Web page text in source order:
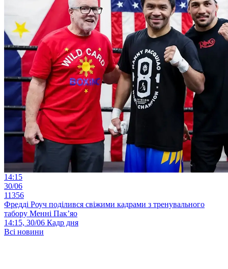
14:15
30/06
11356
Фредді Роуч поділився свіжими кадрами з тренувального
табору Менні Пак’яо
14:15, 30/06 Кадр дня
Всі новини